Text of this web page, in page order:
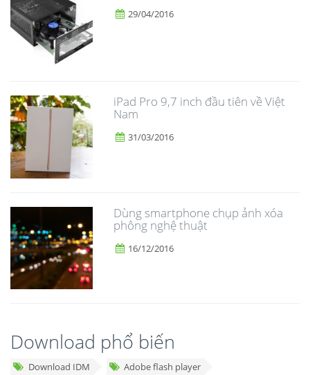
29/04/2016
iPad Pro 9,7 inch đầu tiên về Việt
Nam
31/03/2016
Dùng smartphone chụp ảnh xóa
phông nghệ thuật
16/12/2016
Download phổ biến
Download IDM
Adobe flash player